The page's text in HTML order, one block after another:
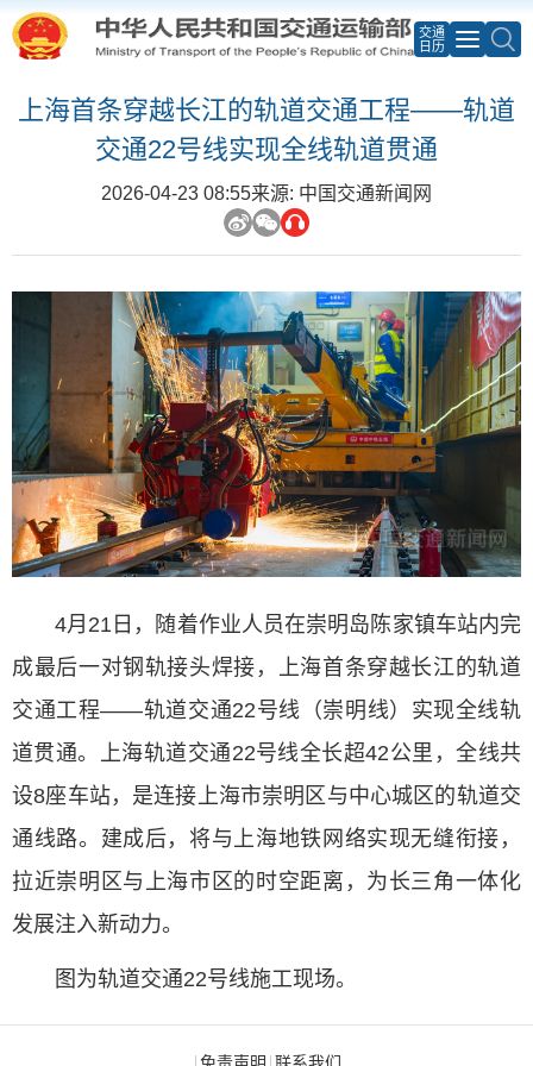
交通
日历
上海首条穿越长江的轨道交通工程——轨道
交通22号线实现全线轨道贯通
2026-04-23 08:55来源: 中国交通新闻网
4月21日，随着作业人员在崇明岛陈家镇车站内完
成最后一对钢轨接头焊接，上海首条穿越长江的轨道
交通工程——轨道交通22号线（崇明线）实现全线轨
道贯通。上海轨道交通22号线全长超42公里，全线共
设8座车站，是连接上海市崇明区与中心城区的轨道交
通线路。建成后，将与上海地铁网络实现无缝衔接，
拉近崇明区与上海市区的时空距离，为长三角一体化
发展注入新动力。
图为轨道交通22号线施工现场。